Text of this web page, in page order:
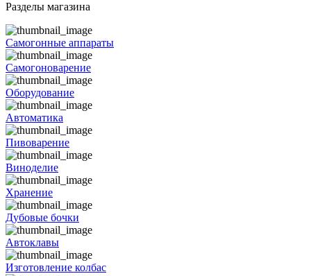
Разделы магазина
Самогонные аппараты
Самогоноварение
Оборудование
Автоматика
Пивоварение
Виноделие
Хранение
Дубовые бочки
Автоклавы
Изготовление колбас